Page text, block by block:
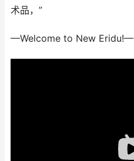
术品，”
—Welcome to New Eridu!—